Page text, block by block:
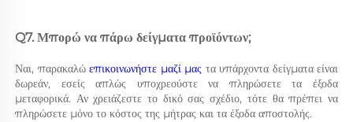
Q7. Μπορώ να πάρω δείγματα προϊόντων;
Ναι, παρακαλώ επικοινωνήστε μαζί μας τα υπάρχοντα δείγματα είναι
δωρεάν, εσείς απλώς υποχρεούστε να πληρώσετε τα έξοδα
μεταφορικά. Αν χρειάζεστε το δικό σας σχέδιο, τότε θα πρέπει να
πληρώσετε μόνο το κόστος της μήτρας και τα έξοδα αποστολής.